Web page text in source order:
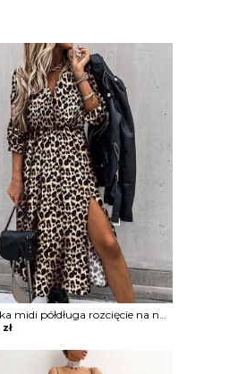
Sukienka midi półdługa rozcięcie na nogę marszczona w talii podkreślona talia koszulowa kołnierzyk dekolt v mankiety długi rękaw panterka cętki Lonna
zł